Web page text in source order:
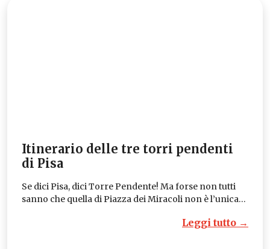
Itinerario delle tre torri pendenti
di Pisa
Se dici Pisa, dici Torre Pendente! Ma forse non tutti
sanno che quella di Piazza dei Miracoli non è l’unica…
Leggi tutto →